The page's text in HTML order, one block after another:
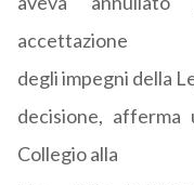
accettazione
degli impegni della
decisione,
Collegio alla